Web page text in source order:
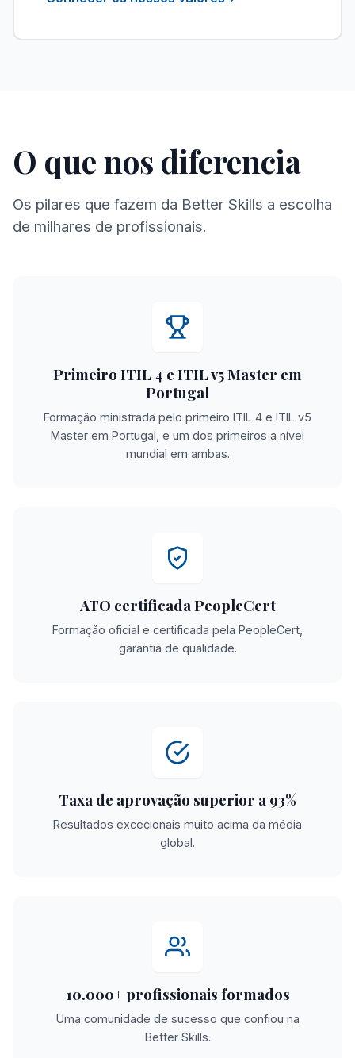
O que nos diferencia
Os pilares que fazem da Better Skills a escolha
de milhares de profissionais.
Primeiro ITIL 4 e ITIL v5 Master em
Portugal
Formação ministrada pelo primeiro ITIL 4 e ITIL v5
Master em Portugal, e um dos primeiros a nível
mundial em ambas.
ATO certificada PeopleCert
Formação oficial e certificada pela PeopleCert,
garantia de qualidade.
Taxa de aprovação superior a 93%
Resultados excecionais muito acima da média
global.
10.000+ profissionais formados
Uma comunidade de sucesso que confiou na
Better Skills.